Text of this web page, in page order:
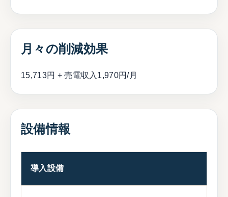
月々の削減効果
15,713円 + 売電収入1,970円/月
設備情報
導入設備